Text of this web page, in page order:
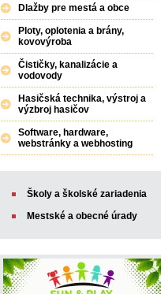
Dlažby pre mestá a obce
Ploty, oplotenia a brány,
kovovýroba
Čističky, kanalizácie a
vodovody
Hasičská technika, výstroj a
výzbroj hasičov
Software, hardware,
webstránky a webhosting
Školy a školské zariadenia
Mestské a obecné úrady